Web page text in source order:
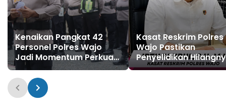
Kenaikan Pangkat 42
Personel Polres Wajo
Jadi Momentum Perkuat
Pengabdian kepada
Masyarakat
Kasat Reskrim Polres
Wajo Pastikan
Penyelidikan
Mitha Terus Berjalan